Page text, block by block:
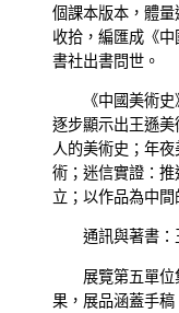
個課本版本，體
收拾，編匯成《
書社出書問世。
《中國美術
逐步顯示出王遜
人的美術史；年
術；迷信實證：
立；以作品為中
通訊與著書
展覽第五單
果，展品涵蓋手